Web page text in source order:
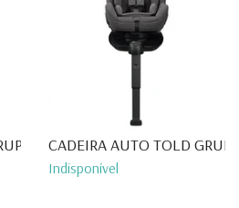
0+/...
CADEIRA AUTO TOLD
Indisponível